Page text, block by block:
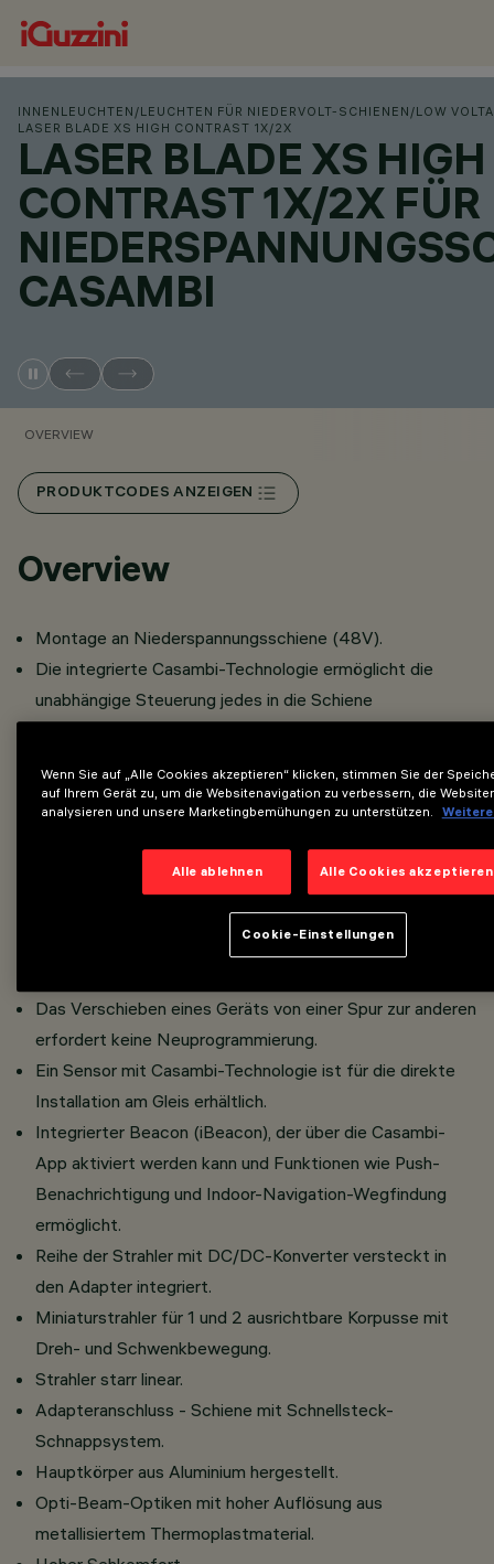
INNENLEUCHTEN /LEUCHTEN FÜR NIEDERVOLT-SCHIENEN /LOW
LASER BLADE XS HIGH CONTRAST 1X/2X
LASER BLADE XS HIGH
CONTRAST 1X/2X FÜR
CASAMBI
OVERVIEW
PRODUKTCODES ANZEIGEN
Overview
Montage an Niederspannungsschiene (48V).
Die integrierte Casambi-Technologie ermöglicht die
unabhängige Steuerung jedes in die Schiene
die die Funktionen Ein/Aus, Dimmen und Szenenabruf
ermöglicht.
Die App ist imApp Storeund imGoogle Play Store
Sie kann in das "Mesh“-Netzwerk des Systems
integriert werden, was die Verwaltung mehrerer Geräte
Das Verschieben eines Geräts von einer Spur zur anderen
erfordert keine Neuprogrammierung.
Ein Sensor mit Casambi-Technologie ist für die direkte
Installation am Gleis erhältlich.
Integrierter Beacon (iBeacon), der über die Casambi-
App aktiviert werden kann und Funktionen wie Push-
Benachrichtigung und Indoor-Navigation-Wegfindung
ermöglicht.
Reihe der Strahler mit DC/DC-Konverter versteckt in
den Adapter integriert.
Miniaturstrahler für 1 und 2 ausrichtbare Korpusse mit
Dreh- und Schwenkbewegung.
Strahler starr linear.
Adapteranschluss - Schiene mit Schnellsteck-
Schnappsystem.
Hauptkörper aus Aluminium hergestellt.
Opti-Beam-Optiken mit hoher Auflösung aus
metallisiertem Thermoplastmaterial.
Wenn Sie auf „Alle Cookies akzeptieren“ klicken, stimmen Sie der
auf Ihrem Gerät zu, um die Websitenavigation zu verbessern, die
analysieren und unsere Marketingbemühungen zu unterstützen.
Alle ablehnen Alle Cookies akzeptieren
Cookie-Einstellungen